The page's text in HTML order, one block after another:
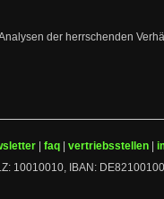
der herrschenden
faq vertriebsstellen
10010010, IBAN: